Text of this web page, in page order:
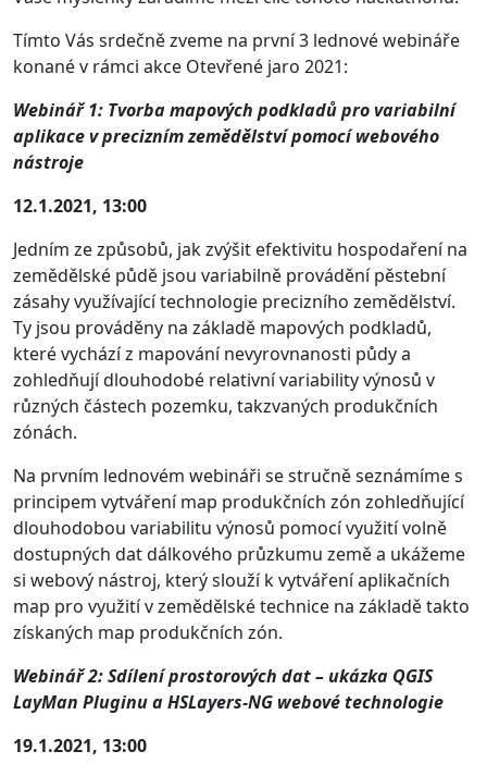
Tímto Vás srdečně zveme na první 3 lednové webináře
konané v rámci akce Otevřené jaro 2021:
Webinář 1: Tvorba mapových podkladů pro variabilní
aplikace v precizním zemědělství pomocí webového
nástroje
12.1.2021, 13:00
Jedním ze způsobů, jak zvýšit efektivitu hospodaření na
zemědělské půdě jsou variabilně provádění pěstební
zásahy využívající technologie precizního zemědělství.
Ty jsou prováděny na základě mapových podkladů,
které vychází z mapování nevyrovnanosti půdy a
zohledňují dlouhodobé relativní variability výnosů v
různých částech pozemku, takzvaných produkčních
zónách.
Na prvním lednovém webináři se stručně seznámíme s
principem vytváření map produkčních zón zohledňující
dlouhodobou variabilitu výnosů pomocí využití volně
dostupných dat dálkového průzkumu země a ukážeme
si webový nástroj, který slouží k vytváření aplikačních
map pro využití v zemědělské technice na základě takto
získaných map produkčních zón.
Webinář 2: Sdílení prostorových dat – ukázka QGIS
LayMan Pluginu a HSLayers-NG webové technologie
19.1.2021, 13:00